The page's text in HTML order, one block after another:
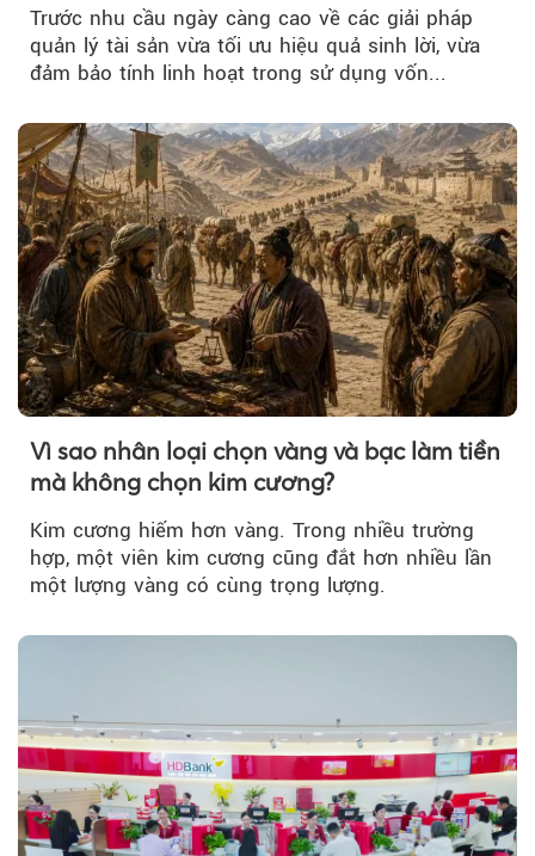
Trước nhu cầu ngày càng cao về các giải pháp
quản lý tài sản vừa tối ưu hiệu quả sinh lời, vừa
đảm bảo tính linh hoạt trong sử dụng vốn...
Vì sao nhân loại chọn vàng và bạc làm tiền
mà không chọn kim cương?
Kim cương hiếm hơn vàng. Trong nhiều trường
hợp, một viên kim cương cũng đắt hơn nhiều lần
một lượng vàng có cùng trọng lượng.